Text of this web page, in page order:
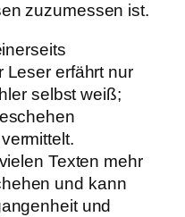
zuzumessen ist.
Leser erfährt nur
selbst weiß;
Texten mehr
und kann
und